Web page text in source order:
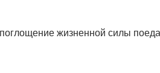
жизненной силы